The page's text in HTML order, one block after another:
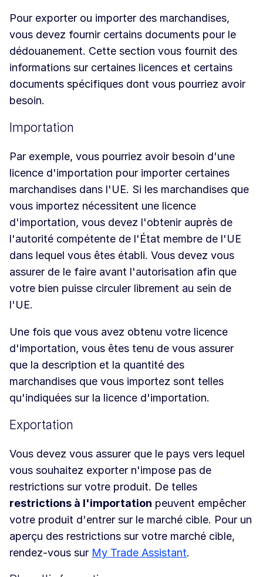
Pour exporter ou importer des marchandises,
vous devez fournir certains documents pour le
dédouanement. Cette section vous fournit des
informations sur certaines licences et certains
documents spécifiques dont vous pourriez avoir
besoin.
Importation
Par exemple, vous pourriez avoir besoin d'une
licence d'importation pour importer certaines
marchandises dans l'UE. Si les marchandises que
vous importez nécessitent une licence
d'importation, vous devez l'obtenir auprès de
l'autorité compétente de l'État membre de l'UE
dans lequel vous êtes établi. Vous devez vous
assurer de le faire avant l'autorisation afin que
votre bien puisse circuler librement au sein de
l'UE.
Une fois que vous avez obtenu votre licence
d'importation, vous êtes tenu de vous assurer
que la description et la quantité des
marchandises que vous importez sont telles
qu'indiquées sur la licence d'importation.
Exportation
Vous devez vous assurer que le pays vers lequel
vous souhaitez exporter n'impose pas de
restrictions sur votre produit. De telles
restrictions à l'importation peuvent empêcher
votre produit d'entrer sur le marché cible. Pour un
aperçu des restrictions sur votre marché cible,
rendez-vous sur My Trade Assistant.